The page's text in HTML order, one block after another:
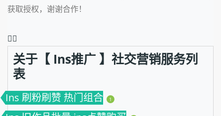
获取授权，谢谢合作！
❤️‍🔥
关于【 Ins推广 】社交营销服务列
表
Ins 刷粉刷赞 热门组合 1